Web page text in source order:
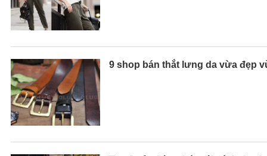
9 shop bán thắt lưng da vừa đẹp